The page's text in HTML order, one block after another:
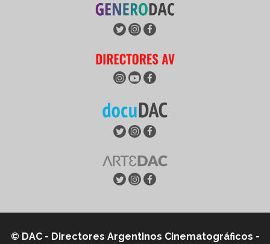
© DAC - Directores Argentinos Cinematográficos -